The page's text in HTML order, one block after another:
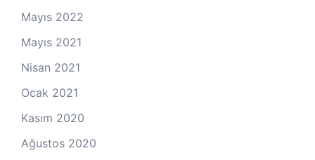
Mayıs 2022
Mayıs 2021
Nisan 2021
Ocak 2021
Kasım 2020
Ağustos 2020